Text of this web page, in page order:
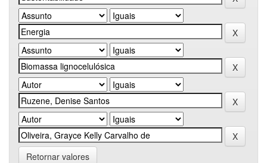
Retornar valores